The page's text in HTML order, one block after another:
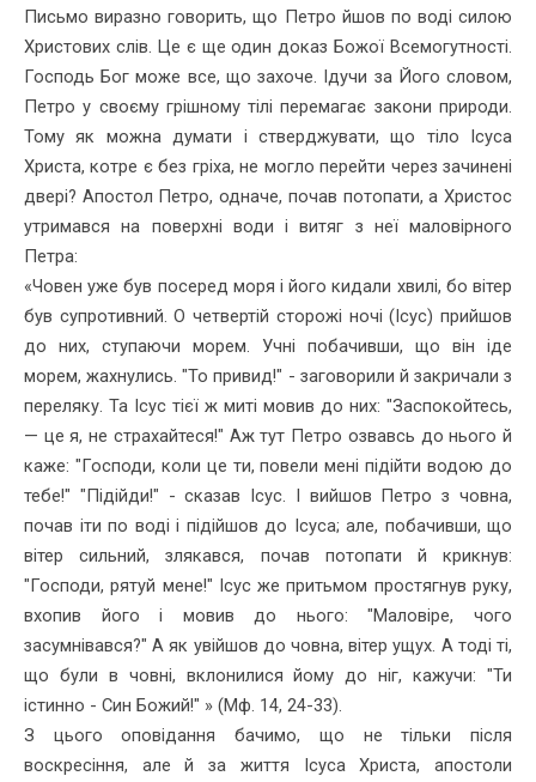
Письмо виразно говорить, що Петро йшов по воді силою
Христових слів. Це є ще один доказ Божої Всемогутності.
Господь Бог може все, що захоче. Ідучи за Його словом,
Петро у своєму грішному тілі перемагає зако­ни природи.
Тому як можна думати і стверджувати, що тіло Ісуса
Христа, котре є без гріха, не могло перейти через зачинені
двері? Апостол Петро, одначе, почав потопати, а Христос
утримався на по­верхні води і витяг з неї маловірного
Петра:
«Човен уже був посеред моря і його кидали хвилі, бо вітер
був супротивний. О четвертій сторожі ночі (Ісус) прийшов
до них, сту­паючи морем. Учні побачивши, що він іде
морем, жахнулись. "То привид!" - заговорили й закричали з
переляку. Та Ісус тієї ж миті мовив до них: "Заспокойтесь,
— це я, не страхайтеся!" Аж тут Петро озвавсь до нього й
каже: "Господи, коли це ти, повели мені підійти водою до
тебе!" "Підійди!" - сказав Ісус. І вийшов Петро з човна,
почав іти по воді і підійшов до Ісуса; але, побачивши, що
вітер сильний, злякався, почав потопати й крикнув:
"Господи, ря­туй мене!" Ісус же притьмом простягнув руку,
вхопив його і мовив до нього: "Маловіре, чого
засумнівався?" А як увійшов до човна, вітер ущух. А тоді ті,
що були в човні, вклонилися йому до ніг, кажучи: "Ти
істинно - Син Божий!" » (Мф. 14, 24-33).
З цього оповідання бачимо, що не тільки після
воскресіння, але й за життя Ісуса Христа, апостоли